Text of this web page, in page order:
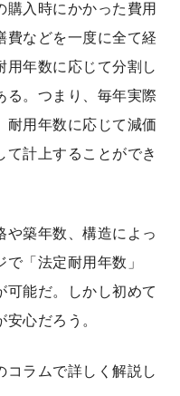
入時にかかった費用
費などを一度に全て経
用年数に応じて分割し
る。つまり、毎年実際
耐用年数に応じて減価
計上することができ
や築年数、構造によっ
「法定耐用年数」
可能だ。しかし初めて
心だろう。
コラムで詳しく解説し